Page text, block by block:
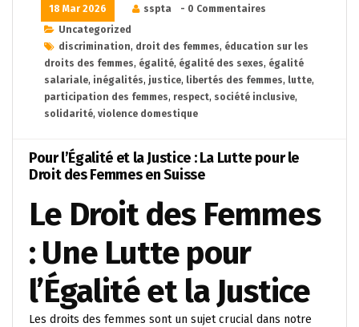
18 Mar 2026 sspta
- 0 Commentaires
Uncategorized
discrimination, droit des femmes, éducation sur les
droits des femmes, égalité, égalité des sexes, égalité
salariale, inégalités, justice, libertés des femmes, lutte,
participation des femmes, respect, société inclusive,
solidarité, violence domestique
Pour l’Égalité et la Justice : La Lutte pour le
Droit des Femmes en Suisse
Le Droit des Femmes
: Une Lutte pour
l’Égalité et la Justice
Les droits des femmes sont un sujet crucial dans notre